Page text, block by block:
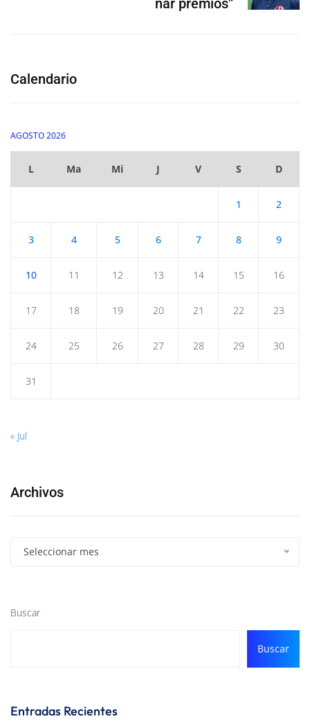
Calendario
AGOSTO 2026
L Ma Mi J V S D
1 2
3 4 5 6 7 8 9
10 11 12 13 14 15 16
17 18 19 20 21 22 23
24 25 26 27 28 29 30
31
« Jul
Archivos
Seleccionar mes
Buscar
Buscar
Entradas Recientes